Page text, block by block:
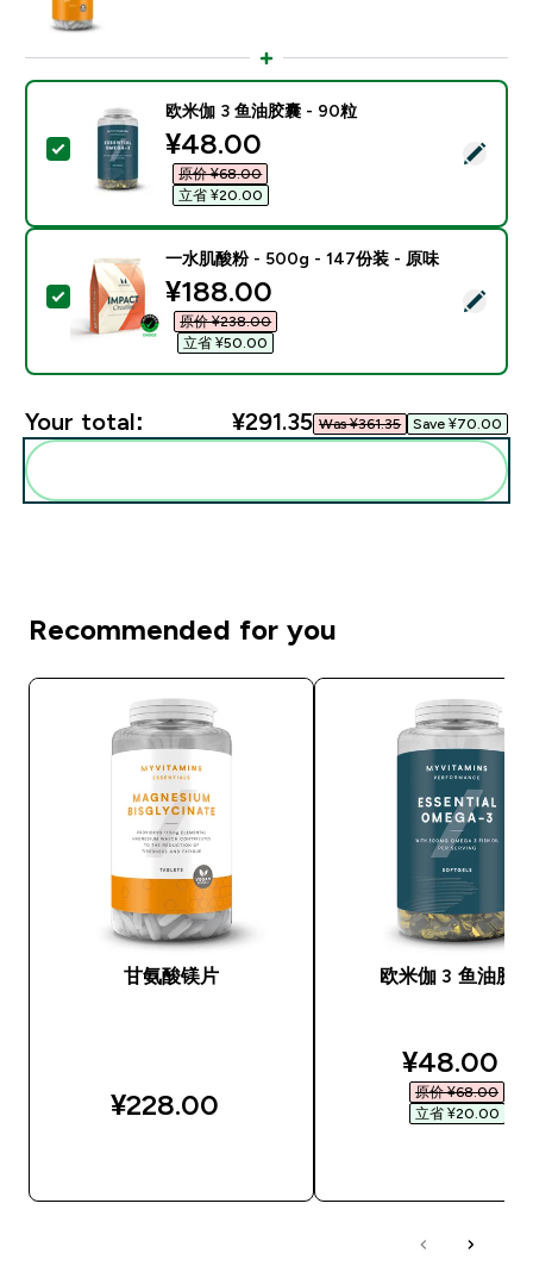
Select this product - 欧米伽 3 鱼油胶囊 - 90粒
欧米伽 3 鱼油胶囊 - 90粒
discounted price
¥48.00‎
原价 ¥68.00‎
立省 ¥20.00‎
Select this product - 一水肌酸粉 - 500g - 147份装 -
一水肌酸粉 - 500g - 147份装 - 原味
discounted price
¥188.00‎
原价 ¥238.00‎
立省 ¥50.00‎
Your total: ¥291.35‎ Was ¥361.35‎ Save ¥70.00‎
Recommended for you
甘氨酸镁片
¥228.00‎
欧米伽 3 鱼油胶
¥48.00‎
原价 ¥68.00‎
立省 ¥20.00‎